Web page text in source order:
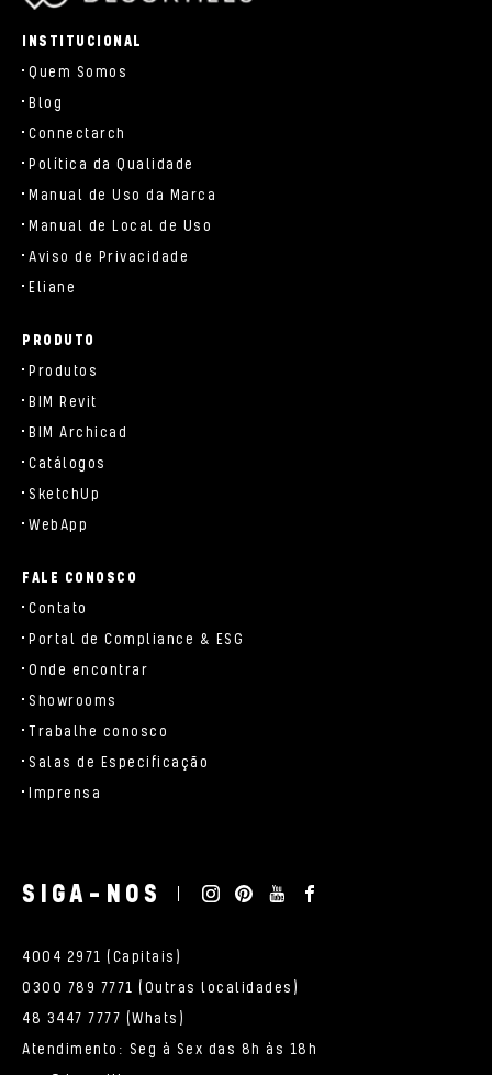
INSTITUCIONAL
Quem Somos
Blog
Connectarch
Política da Qualidade
Manual de Uso da Marca
Manual de Local de Uso
Aviso de Privacidade
Eliane
PRODUTO
Produtos
BIM Revit
BIM Archicad
Catálogos
SketchUp
WebApp
FALE CONOSCO
Contato
Portal de Compliance & ESG
Onde encontrar
Showrooms
Trabalhe conosco
Salas de Especificação
Imprensa
SIGA-NOS
4004 2971 (Capitais)
0300 789 7771 (Outras localidades)
48 3447 7777 (Whats)
Atendimento: Seg à Sex das 8h às 18h